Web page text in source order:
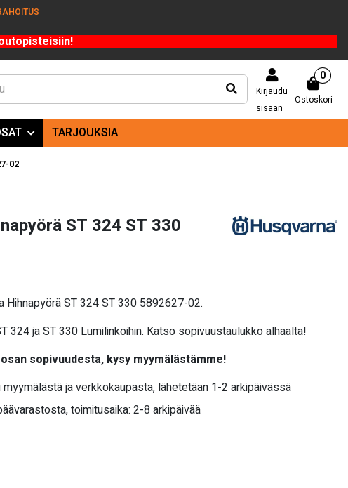
Kirjaudu
sisään
Ostoskori
0
TARJOUKSIA
02
ST 324 ST 330
Hihnapyörä ST 324 ST 330 5892627-02.
324 ja ST 330 Lumilinkoihin. Katso sopivuustaulukko alhaalta!
sopivuudesta, kysy myymälästämme!
ja verkkokaupasta, lähetetään 1-2 arkipäivässä
toimitusaika: 2-8 arkipäivää